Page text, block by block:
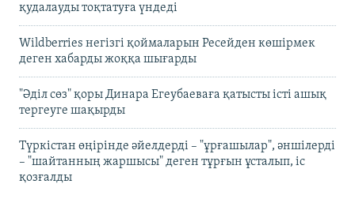
қудалауды тоқтатуға үндеді
Wildberries негізгі қоймаларын Ресейден көшірмек
деген хабарды жоққа шығарды
"Әділ сөз" қоры Динара Егеубаеваға қатысты істі ашық
тергеуге шақырды
Түркістан өңірінде әйелдерді – "ұрғашылар", әншілерді
– "шайтанның жаршысы" деген тұрғын ұсталып, іс
қозғалды